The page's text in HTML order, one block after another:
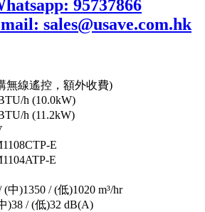
無線遙控，額外收費)
h (10.0kW)
h (11.2kW)
E
E
中)1350 / (低)1020 m³/hr
)38 / (低)32 dB(A)